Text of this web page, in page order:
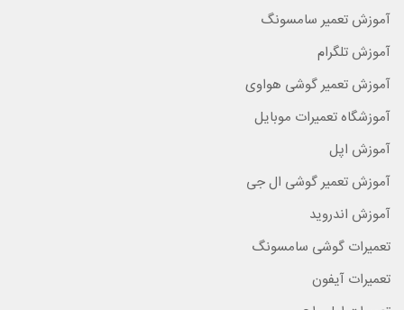
آموزش تعمیر سامسونگ
آموزش تلگرام
آموزش تعمیر گوشی هواوی
آموزشگاه تعمیرات موبایل
آموزش اپل
آموزش تعمیر گوشی ال جی
آموزش اندروید
تعمیرات گوشی سامسونگ
تعمیرات آیفون